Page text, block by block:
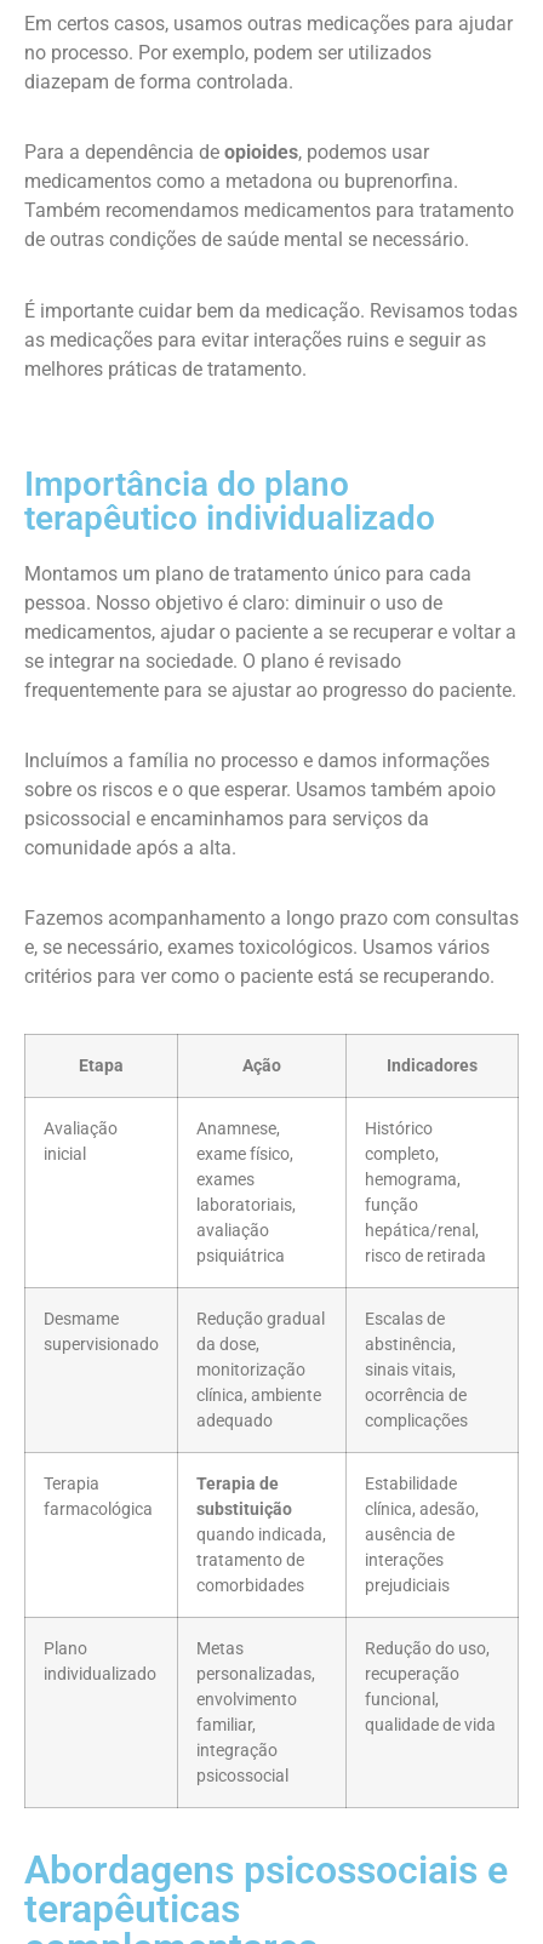
Em certos casos, usamos outras medicações para ajudar
no processo. Por exemplo, podem ser utilizados
diazepam de forma controlada.
Para a dependência de opioides, podemos usar
medicamentos como a metadona ou buprenorfina.
Também recomendamos medicamentos para tratamento
de outras condições de saúde mental se necessário.
É importante cuidar bem da medicação. Revisamos todas
as medicações para evitar interações ruins e seguir as
melhores práticas de tratamento.
Importância do plano
terapêutico individualizado
Montamos um plano de tratamento único para cada
pessoa. Nosso objetivo é claro: diminuir o uso de
medicamentos, ajudar o paciente a se recuperar e voltar a
se integrar na sociedade. O plano é revisado
frequentemente para se ajustar ao progresso do paciente.
Incluímos a família no processo e damos informações
sobre os riscos e o que esperar. Usamos também apoio
psicossocial e encaminhamos para serviços da
comunidade após a alta.
Fazemos acompanhamento a longo prazo com consultas
e, se necessário, exames toxicológicos. Usamos vários
critérios para ver como o paciente está se recuperando.
Etapa Ação Indicadores
Avaliação
inicial
Anamnese,
exame físico,
exames
laboratoriais,
avaliação
psiquiátrica
Histórico
completo,
hemograma,
função
hepática/renal,
risco de retirada
Desmame
supervisionado
Redução gradual
da dose,
monitorização
clínica, ambiente
adequado
Escalas de
abstinência,
sinais vitais,
ocorrência de
complicações
Terapia
farmacológica
Terapia de
substituição
quando indicada,
tratamento de
comorbidades
Estabilidade
clínica, adesão,
ausência de
interações
prejudiciais
Plano
individualizado
Metas
personalizadas,
envolvimento
familiar,
integração
psicossocial
Redução do uso,
recuperação
funcional,
qualidade de vida
Abordagens psicossociais e
terapêuticas